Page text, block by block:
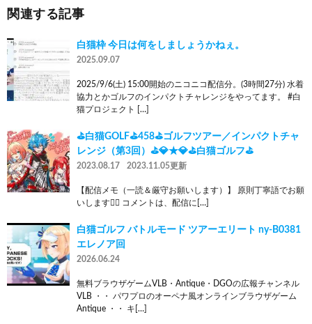
関連する記事
白猫枠 今日は何をしましょうかねぇ。
2025.09.07
2025/9/6(土) 15:00開始のニコニコ配信分。(3時間27分) 水着
協力とかゴルフのインパクトチャレンジをやってます。 #白
猫プロジェクト […]
⛳白猫GOLF⛳458⛳ゴルフツアー／インパクトチャ
レンジ（第3回）⛳💎★💎⛳白猫ゴルフ⛳
2023.08.17 2023.11.05更新
【配信メモ（一読＆厳守お願いします）】 原則丁寧語でお願
いします🙇‍♂️ コメントは、配信に[…]
白猫ゴルフ バトルモード ツアーエリート ny-B0381
エレノア回
2026.06.24
無料ブラウザゲームVLB・Antique・DGOの広報チャンネル
VLB ・・ パワプロのオーペナ風オンラインブラウザゲーム
Antique ・・ キ[…]